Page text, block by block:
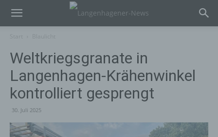
Weltkriegsgranate in
Langenhagen-Krähenwinkel
kontrolliert gesprengt
30. Juli 2025